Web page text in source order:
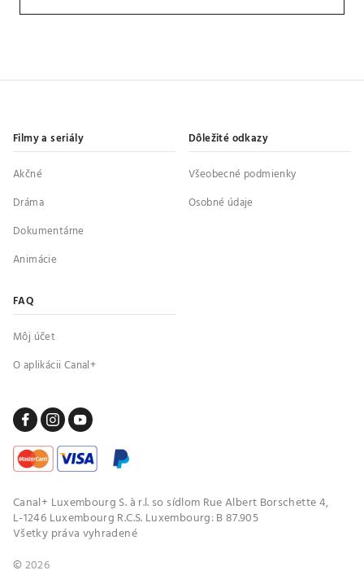
Filmy a seriály
Akčné
Dráma
Dokumentárne
Animácie
Dôležité odkazy
Všeobecné podmienky
Osobné údaje
FAQ
Môj účet
O aplikácii Canal+
Canal+ Luxembourg S. à r.l. so sídlom Rue Albert Borschette 4,
L-1246 Luxembourg R.C.S. Luxembourg: B 87.905
Všetky práva vyhradené
©2026